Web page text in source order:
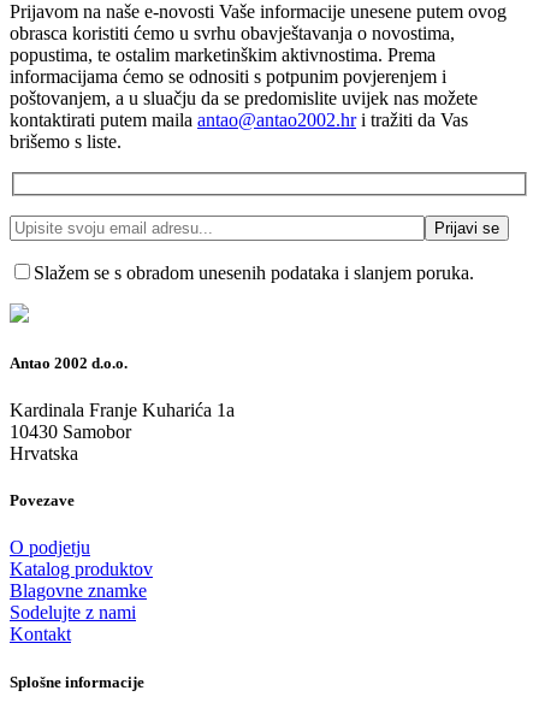
Prijavom na naše e-novosti Vaše informacije unesene putem ovog
obrasca koristiti ćemo u svrhu obavještavanja o novostima,
popustima, te ostalim marketinškim aktivnostima. Prema
informacijama ćemo se odnositi s potpunim povjerenjem i
poštovanjem, a u sluačju da se predomislite uvijek nas možete
kontaktirati putem maila antao@antao2002.hri tražiti da Vas
brišemo s liste.
Slažem se s obradom unesenih podataka i slanjem poruka.
Antao 2002 d.o.o.
Kardinala Franje Kuharića 1a
10430 Samobor
Hrvatska
Povezave
O podjetju
Katalog produktov
Blagovne znamke
Sodelujte z nami
Kontakt
Splošne informacije